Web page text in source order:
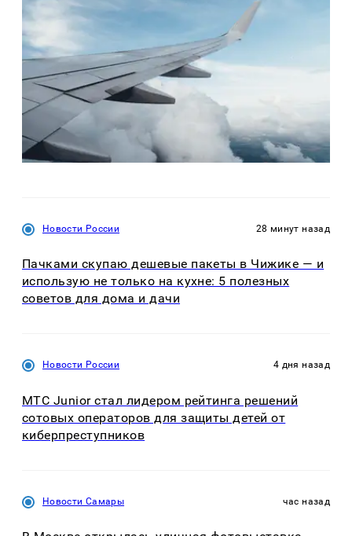
Новости России 28 минут назад
Пачками скупаю дешевые пакеты в Чижике — и
использую не только на кухне: 5 полезных
советов для дома и дачи
Новости России 4 дня назад
МТС Junior стал лидером рейтинга решений
сотовых операторов для защиты детей от
киберпреступников
Новости Самары час назад